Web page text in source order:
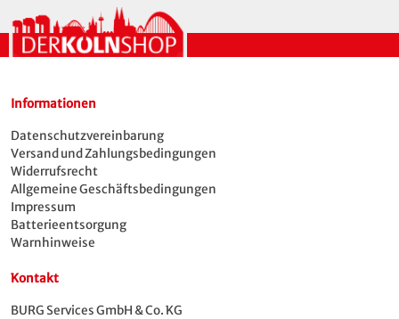
Gelegenheiten. Der hochwertige Druck sorgt
dafür, dass das Dom-Motiv lange klar und
farbstark bleibt.
Perfekt als Geschenk für Köln-Fans, Karneval,
Souvenir mit Skyline-Motiv.
Produktdetails:
taillierter Schnitt, Rundhalsausschnitt
Farbe: pink
Design: Skyline
Informationen
Datenschutzvereinbarung
Versand und Zahlungsbedingungen
Widerrufsrecht
Allgemeine Geschäftsbedingungen
Impressum
Batterieentsorgung
Warnhinweise
Kontakt
BURG Services GmbH & Co. KG